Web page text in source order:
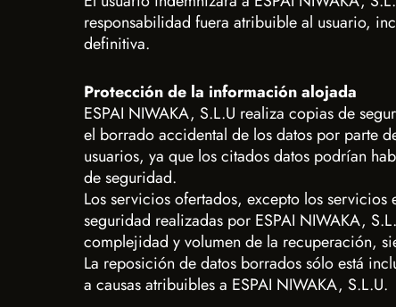
responsabilidad fuera atribuible al usuario,
definitiva.
Protección de la información alojada
ESPAI NIWAKA, S.L.U realiza copias de
el borrado accidental de los datos por parte
usuarios, ya que los citados datos podrían
de seguridad.
Los servicios ofertados, excepto los
seguridad realizadas por ESPAI NIWAKA,
complejidad y volumen de la recuperación,
La reposición de datos borrados sólo está
a causas atribuibles a ESPAI NIWAKA, S.L.U.